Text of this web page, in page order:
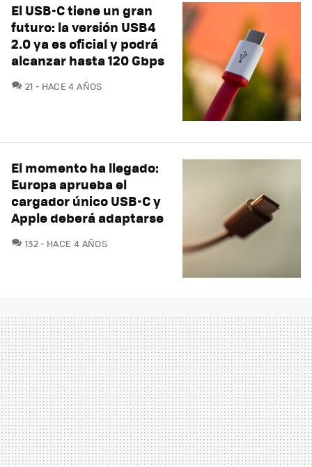
El USB-C tiene un gran
futuro: la versión USB4
2.0 ya es oficial y podrá
alcanzar hasta 120 Gbps
21 COMENTARIOS
HACE 4 AÑOS
El momento ha llegado:
Europa aprueba el
cargador único USB-C y
Apple deberá adaptarse
132COMENTARIOS
HACE 4 AÑOS